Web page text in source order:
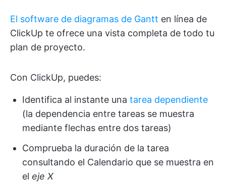
El software de diagramas de Gantt en línea de
ClickUp te ofrece una vista completa de todo tu
plan de proyecto.
Con ClickUp, puedes:
Identifica al instante una tarea dependiente
(la dependencia entre tareas se muestra
mediante flechas entre dos tareas)
Comprueba la duración de la tarea
consultando el Calendario que se muestra en
el eje X